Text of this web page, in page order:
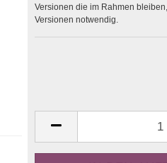
Versionen die im Rahmen
Versionen notwendig.